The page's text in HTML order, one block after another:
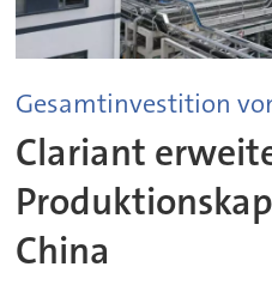
Gesamtinvestition
Clariant
China